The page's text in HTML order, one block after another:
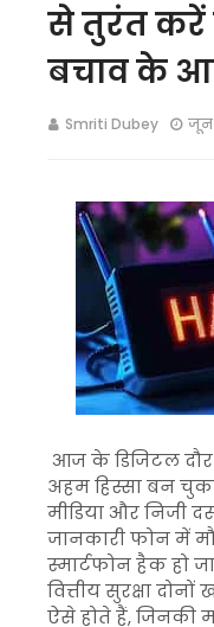
से तुरंत करें
बचाव के
Smriti Dubey जून
आज के डिजिटल दौर
अहम हिस्सा बन
मीडिया और निजी
जानकारी फोन में
स्मार्टफोन हैक हो
वित्तीय सुरक्षा
ऐसे होते हैं, जिनकी